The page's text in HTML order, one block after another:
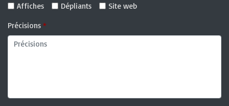
Affiches
Dépliants Site web
Précisions